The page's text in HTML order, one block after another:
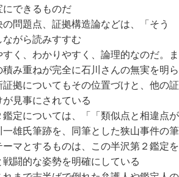
にできるものだ
問題点、証拠構造論などは、「そう
がら読みすすむ
く、わかりやすく、論理的なのだ。ま
み重ねが完全に石川さんの無実を明ら
拠についてもその位置づけと、他の証
見事にされている
定については、「「類似点と相違点が
雄氏筆跡を、同筆とした狭山事件の筆
マとするものは、この半沢第２鑑定を
闘的な姿勢を明確にしている